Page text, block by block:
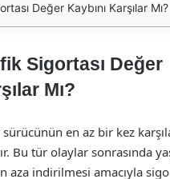
Değer Kaybını Karşılar Mı?
Sigortası Değer
Mı?
en az bir kez
Bu tür olaylar sonrasında
aza indirilmesi amacıyla